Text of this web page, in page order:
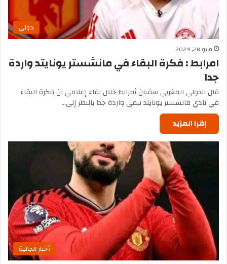
دولي
مايو 28, 2024
امرابط : فكرة البقاء في مانشستر يونايتد واردة
جدا
قال الدولي المغربي سفيان أمرابط خلال لقاء إعلامي ان فكرة البقاء
في نادي مانشستر يونايتد تبقى واردة جدا بالنظر إلى…
إقرا المزيد
أخبار الجالية